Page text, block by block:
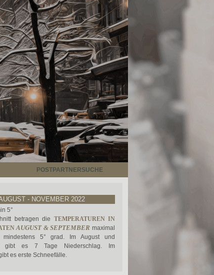
POSTPARTNERSUCHE
- NOVEMBER 2022
5°
betragen die TEMPERATUREN IN
AUGUST & SEPTEMBER maximal
5° grad. Im August und
gibt es 7 Tage Niederschlag. Im
es erste Schneefälle.